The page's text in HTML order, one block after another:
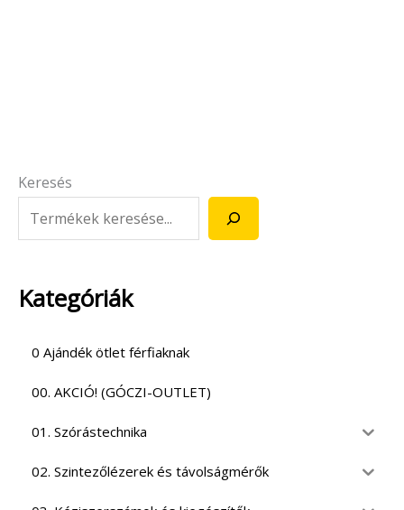
Keresés
Kategóriák
0 Ajándék ötlet férfiaknak
00. AKCIÓ! (GÓCZI-OUTLET)
01. Szórástechnika
02. Szintezőlézerek és távolságmérők